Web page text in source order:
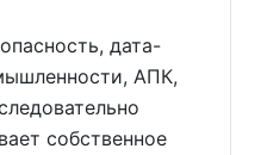
дата-
АПК,
собственное